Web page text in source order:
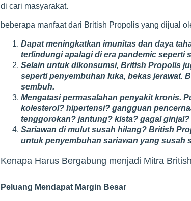
di cari masyarakat.
beberapa manfaat dari British Propolis yang dijual
Dapat meningkatkan imunitas dan daya
terlindungi apalagi di era pandemic seperti
Selain untuk dikonsumsi, British Propolis
seperti penyembuhan luka, bekas jerawat.
sembuh.
Mengatasi permasalahan penyakit kronis.
kolesterol? hipertensi? gangguan
tenggorokan? jantung? kista? gagal
Sariawan di mulut susah hilang? British
untuk penyembuhan sariawan yang susah
Kenapa Harus Bergabung menjadi Mitra
Peluang Mendapat Margin Besar